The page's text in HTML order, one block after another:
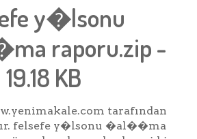
y�lsonu
raporu.zip -
19.18 KB
tarafından
felsefe y�lsonu �al��ma